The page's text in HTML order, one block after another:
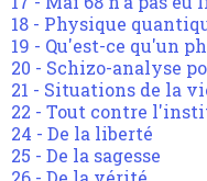
18 - Physique
19 - Qu'est-ce qu'un
20 - Schizo-analyse
21 - Situations de la
22 - Tout contre
24 - De la liberté
25 - De la sagesse